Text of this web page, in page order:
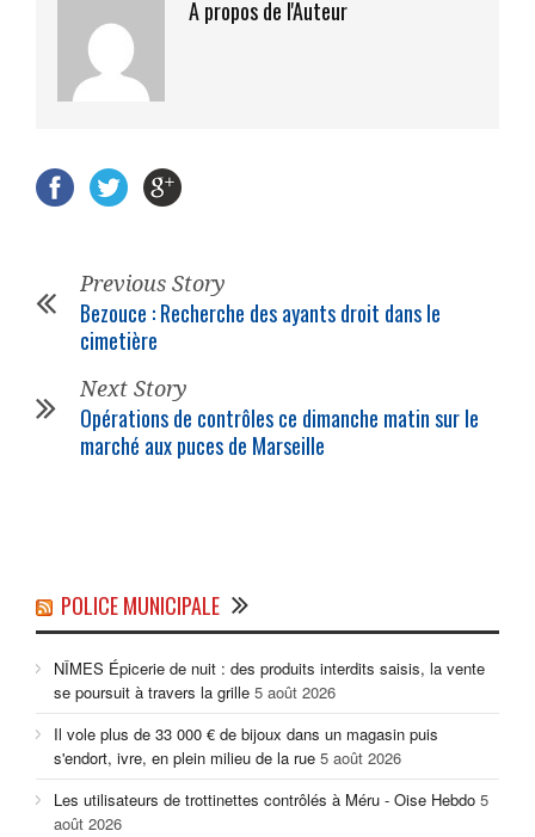
A propos de l'Auteur
Previous Story
Bezouce : Recherche des ayants droit dans le
cimetière
Next Story
Opérations de contrôles ce dimanche matin sur le
marché aux puces de Marseille
POLICE MUNICIPALE
NÎMES Épicerie de nuit : des produits interdits saisis, la vente
se poursuit à travers la grille 5 août 2026
Il vole plus de 33 000 € de bijoux dans un magasin puis
s'endort, ivre, en plein milieu de la rue 5 août 2026
Les utilisateurs de trottinettes contrôlés à Méru - Oise Hebdo 5
août 2026